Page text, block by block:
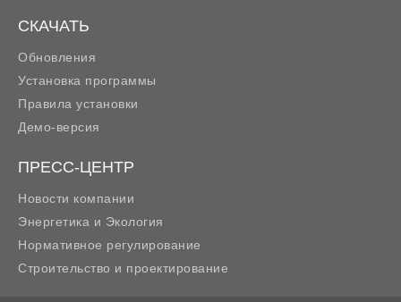
СКАЧАТЬ
Обновления
Установка программы
Правила установки
Демо-версия
ПРЕСС-ЦЕНТР
Новости компании
Энергетика и Экология
Нормативное регулирование
Строительство и проектирование